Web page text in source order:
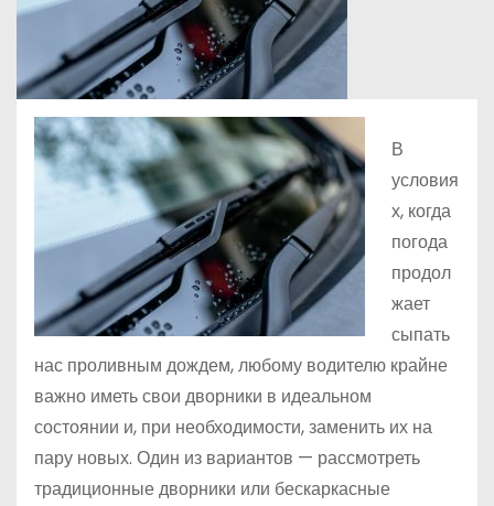
В
условия
х, когда
погода
продол
жает
сыпать
нас проливным дождем, любому водителю крайне
важно иметь свои дворники в идеальном
состоянии и, при необходимости, заменить их на
пару новых. Один из вариантов — рассмотреть
традиционные дворники или бескаркасные